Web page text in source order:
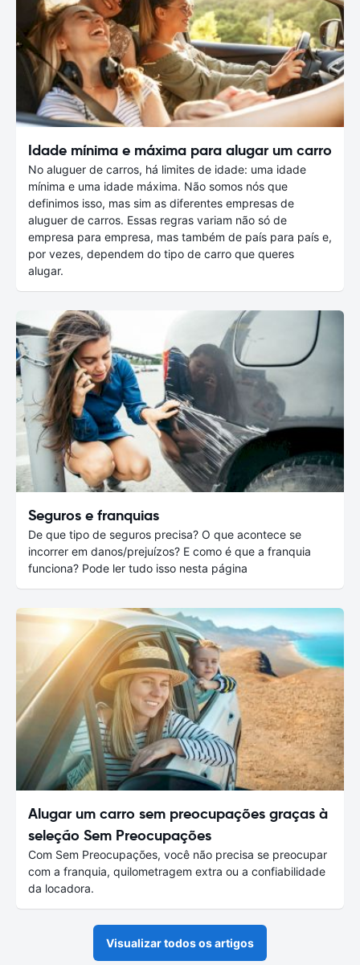
Idade mínima e máxima para alugar um carro
No aluguer de carros, há limites de idade: uma idade
mínima e uma idade máxima. Não somos nós que
definimos isso, mas sim as diferentes empresas de
aluguer de carros. Essas regras variam não só de
empresa para empresa, mas também de país para país e,
por vezes, dependem do tipo de carro que queres
alugar.
Seguros e franquias
De que tipo de seguros precisa? O que acontece se
incorrer em danos/prejuízos? E como é que a franquia
funciona? Pode ler tudo isso nesta página
Alugar um carro sem preocupações graças à
seleção Sem Preocupações
Com Sem Preocupações, você não precisa se preocupar
com a franquia, quilometragem extra ou a confiabilidade
da locadora.
Visualizar todos os artigos